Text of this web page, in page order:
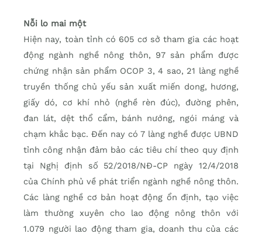
Nỗi lo mai một
Hiện nay, toàn tỉnh có 605 cơ sở tham gia các hoạt
động ngành nghề nông thôn, 97 sản phẩm được
chứng nhận sản phẩm OCOP 3, 4 sao, 21 làng nghề
truyền thống chủ yếu sản xuất miến dong, hương,
giấy dó, cơ khí nhỏ (nghề rèn đúc), đường phên,
đan lát, dệt thổ cẩm, bánh nướng, ngói máng và
chạm khắc bạc. Đến nay có 7 làng nghề được UBND
tỉnh công nhận đảm bảo các tiêu chí theo quy định
tại Nghị định số 52/2018/NĐ-CP ngày 12/4/2018
của Chính phủ về phát triển ngành nghề nông thôn.
Các làng nghề cơ bản hoạt động ổn định, tạo việc
làm thường xuyên cho lao động nông thôn với
1.079 người lao động tham gia, doanh thu của các